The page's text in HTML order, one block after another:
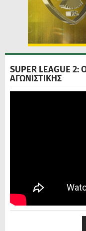
SUPER LEAGUE
ΑΓΩΝΙΣΤΙΚΗΣ